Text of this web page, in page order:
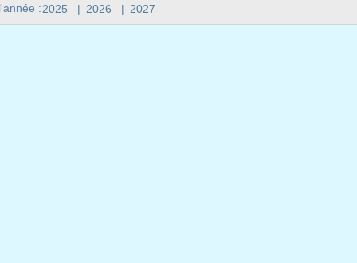
:2025 | 2026 | 2027